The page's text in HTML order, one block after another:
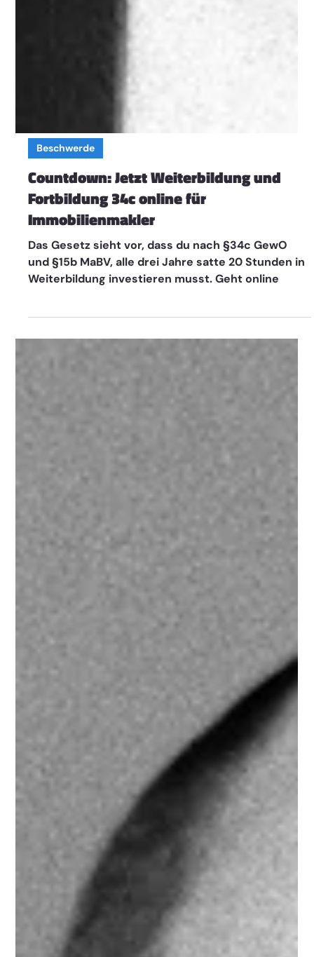
Beschwerde
Fortbildung 34c online für
Immobilienmakler
Das Gesetz sieht vor, dass du nach §34c GewO
und §15b MaBV, alle drei Jahre satte 20 Stunden in
Weiterbildung investieren musst. Geht online